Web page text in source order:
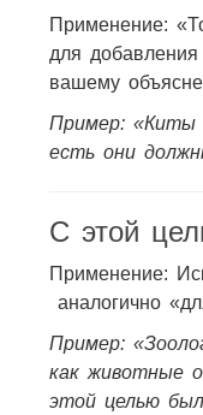
Применение:
для
вашему
Пример:
есть они
С этой
Применение:
аналогично
Пример:
как животные
этой целью